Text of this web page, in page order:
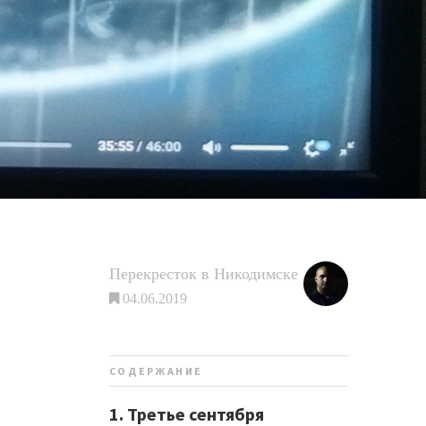
Перекресток в Никодимске
04.06.2019
СОДЕРЖАНИЕ
1. Третье сентября